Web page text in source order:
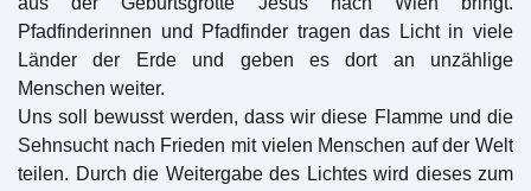
Pfadfinderinnen und Pfadfinder tragen das Licht in viele
Länder der Erde und geben es dort an unzählige
Menschen weiter.
Uns soll bewusst werden, dass wir diese Flamme und die
Sehnsucht nach Frieden mit vielen Menschen auf der Welt
teilen. Durch die Weitergabe des Lichtes wird dieses zum